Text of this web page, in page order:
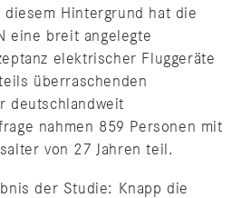
Hintergrund hat die
eine breit angelegte
elektrischer Fluggeräte
überraschenden
deutschlandweit
nahmen 859 Personen mit
von 27 Jahren teil.
der Studie: Knapp die